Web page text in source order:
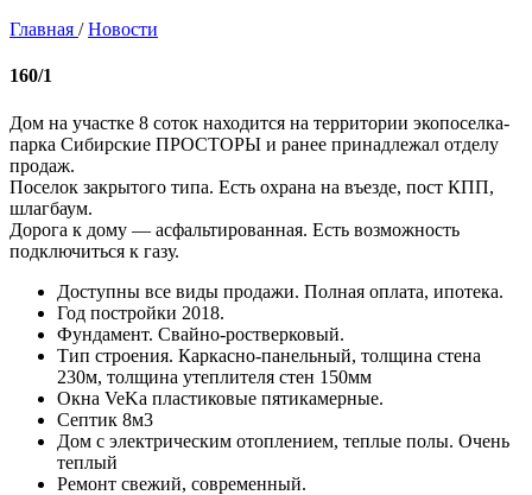
Главная / Новости
160/1
Дом на участке 8 соток находится на территории экопоселка-
парка Сибирские ПРОСТОРЫ и ранее принадлежал отделу
продаж.
Поселок закрытого типа. Есть охрана на въезде, пост КПП,
шлагбаум.
Дорога к дому — асфальтированная. Есть возможность
подключиться к газу.
Доступны все виды продажи. Полная оплата, ипотека.
Год постройки 2018.
Фундамент. Свайно-ростверковый.
Тип строения. Каркасно-панельный, толщина стена
230м, толщина утеплителя стен 150мм
Окна VeKa пластиковые пятикамерные.
Септик 8м3
Дом с электрическим отоплением, теплые полы. Очень
теплый
Ремонт свежий, современный.